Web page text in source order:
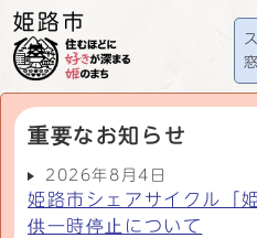
窓
重要なお知らせ
2026年8月4日
姫路市シェアサイクル「
供一時停止について